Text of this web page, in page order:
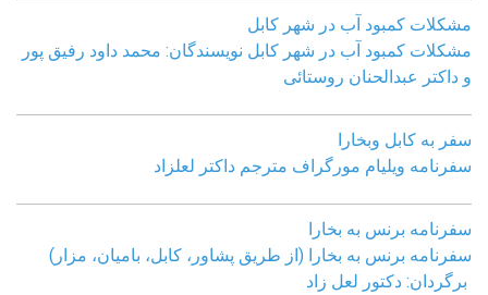
مشکلات کمبود آب در شهر کابل
مشکلات کمبود آب در شهر کابل نویسندگان: محمد داود رفیق پور
و داکتر عبدالحنان روستائی
سفر به کابل وبخارا
سفرنامه ویلیام مورگراف مترجم داکتر لعلزاد
سفرنامه برنس به بخارا
سفرنامه برنس به بخارا (از طریق پشاور، کابل، بامیان، مزار)
برگردان: دکتور لعل زاد